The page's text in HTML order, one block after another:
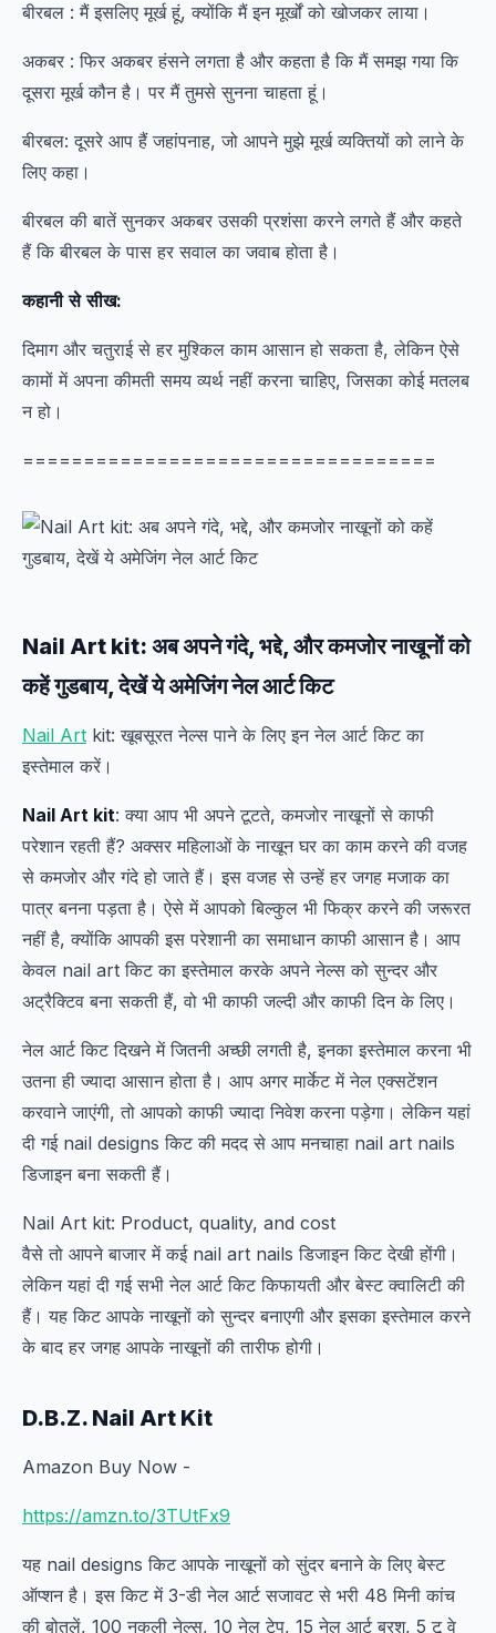
बीरबल : मैं इसलिए मूर्ख हूं, क्योंकि मैं इन मूर्खों को खोजकर लाया।
अकबर : फिर अकबर हंसने लगता है और कहता है कि मैं समझ गया कि
दूसरा मूर्ख कौन है। पर मैं तुमसे सुनना चाहता हूं।
बीरबल: दूसरे आप हैं जहांपनाह, जो आपने मुझे मूर्ख व्यक्तियों को लाने के
लिए कहा।
बीरबल की बातें सुनकर अकबर उसकी प्रशंसा करने लगते हैं और कहते
हैं कि बीरबल के पास हर सवाल का जवाब होता है।
कहानी से सीख:
दिमाग और चतुराई से हर मुश्किल काम आसान हो सकता है, लेकिन ऐसे
कामों में अपना कीमती समय व्यर्थ नहीं करना चाहिए, जिसका कोई मतलब
न हो।
==================================
Nail Art kit: अब अपने गंदे, भद्दे, और कमजोर नाखूनों को
कहें गुडबाय, देखें ये अमेजिंग नेल आर्ट किट
Nail Art kit: खूबसूरत नेल्स पाने के लिए इन नेल आर्ट किट का
इस्तेमाल करें।
Nail Art kit: क्या आप भी अपने टूटते, कमजोर नाखूनों से काफी
परेशान रहती हैं? अक्सर महिलाओं के नाखून घर का काम करने की वजह
से कमजोर और गंदे हो जाते हैं। इस वजह से उन्हें हर जगह मजाक का
पात्र बनना पड़ता है। ऐसे में आपको बिल्कुल भी फिक्र करने की जरूरत
नहीं है, क्योंकि आपकी इस परेशानी का समाधान काफी आसान है। आप
केवल nail art किट का इस्तेमाल करके अपने नेल्स को सुन्दर और
अट्रैक्टिव बना सकती हैं, वो भी काफी जल्दी और काफी दिन के लिए।
नेल आर्ट किट दिखने में जितनी अच्छी लगती है, इनका इस्तेमाल करना भी
उतना ही ज्यादा आसान होता है। आप अगर मार्केट में नेल एक्सटेंशन
करवाने जाएंगी, तो आपको काफी ज्यादा निवेश करना पड़ेगा। लेकिन यहां
दी गई nail designs किट की मदद से आप मनचाहा nail art nails
डिजाइन बना सकती हैं।
Nail Art kit: Product, quality, and cost
वैसे तो आपने बाजार में कई nail art nails डिजाइन किट देखी होंगी।
लेकिन यहां दी गई सभी नेल आर्ट किट किफायती और बेस्ट क्वालिटी की
हैं। यह किट आपके नाखूनों को सुन्दर बनाएगी और इसका इस्तेमाल करने
के बाद हर जगह आपके नाखूनों की तारीफ होगी।
D.B.Z. Nail Art Kit
Amazon Buy Now -
https://amzn.to/3TUtFx9
यह nail designs किट आपके नाखूनों को सुंदर बनाने के लिए बेस्ट
ऑप्शन है। इस किट में 3-डी नेल आर्ट सजावट से भरी 48 मिनी कांच
की बोतलें, 100 नकली नेल्स, 10 नेल टेप, 15 नेल आर्ट ब्रश, 5 टू वे